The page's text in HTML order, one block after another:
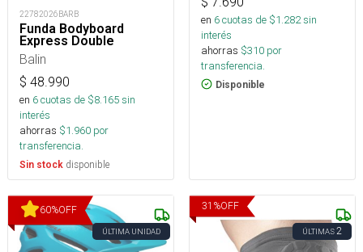
22782026BARB
Funda Bodyboard
Express Double
Balin
$ 48.990
en 6cuotas de $8.165sin
interés
ahorras $1.960 por
transferencia.
Sin stock disponible
en 6cuotas de $1.282sin
interés
ahorras $310 por
transferencia.
Disponible
60%OFF
ÚLTIMA UNIDAD
31 %OFF
ÚLTIMAS2